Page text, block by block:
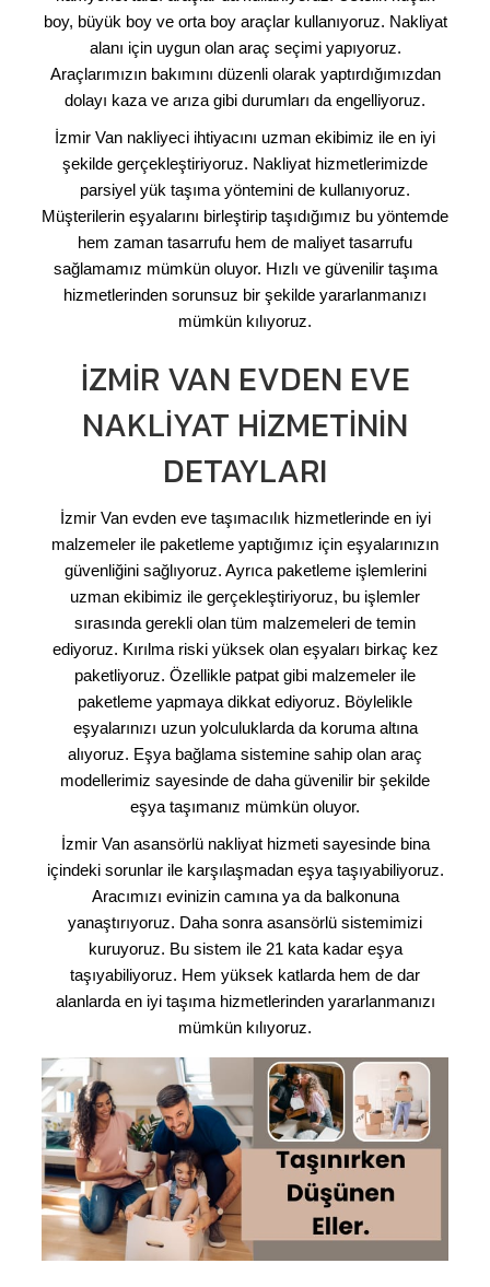
boy, büyük boy ve orta boy araçlar kullanıyoruz. Nakliyat
alanı için uygun olan araç seçimi yapıyoruz.
Araçlarımızın bakımını düzenli olarak yaptırdığımızdan
dolayı kaza ve arıza gibi durumları da engelliyoruz.
İzmir Van nakliyeci ihtiyacını uzman ekibimiz ile en iyi
şekilde gerçekleştiriyoruz. Nakliyat hizmetlerimizde
parsiyel yük taşıma yöntemini de kullanıyoruz.
Müşterilerin eşyalarını birleştirip taşıdığımız bu yöntemde
hem zaman tasarrufu hem de maliyet tasarrufu
sağlamamız mümkün oluyor. Hızlı ve güvenilir taşıma
hizmetlerinden sorunsuz bir şekilde yararlanmanızı
mümkün kılıyoruz.
İZMIR VAN EVDEN EVE
NAKLIYAT HIZMETININ
DETAYLARI
İzmir Van evden eve taşımacılık hizmetlerinde en iyi
malzemeler ile paketleme yaptığımız için eşyalarınızın
güvenliğini sağlıyoruz. Ayrıca paketleme işlemlerini
uzman ekibimiz ile gerçekleştiriyoruz, bu işlemler
sırasında gerekli olan tüm malzemeleri de temin
ediyoruz. Kırılma riski yüksek olan eşyaları birkaç kez
paketliyoruz. Özellikle patpat gibi malzemeler ile
paketleme yapmaya dikkat ediyoruz. Böylelikle
eşyalarınızı uzun yolculuklarda da koruma altına
alıyoruz. Eşya bağlama sistemine sahip olan araç
modellerimiz sayesinde de daha güvenilir bir şekilde
eşya taşımanız mümkün oluyor.
İzmir Van asansörlü nakliyat hizmeti sayesinde bina
içindeki sorunlar ile karşılaşmadan eşya taşıyabiliyoruz.
Aracımızı evinizin camına ya da balkonuna
yanaştırıyoruz. Daha sonra asansörlü sistemimizi
kuruyoruz. Bu sistem ile 21 kata kadar eşya
taşıyabiliyoruz. Hem yüksek katlarda hem de dar
alanlarda en iyi taşıma hizmetlerinden yararlanmanızı
mümkün kılıyoruz.